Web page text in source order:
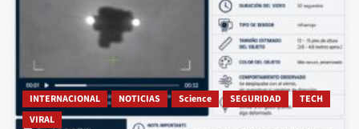
INTERNACIONAL NOTICIAS Science SEGURIDAD
TECH
VIRAL